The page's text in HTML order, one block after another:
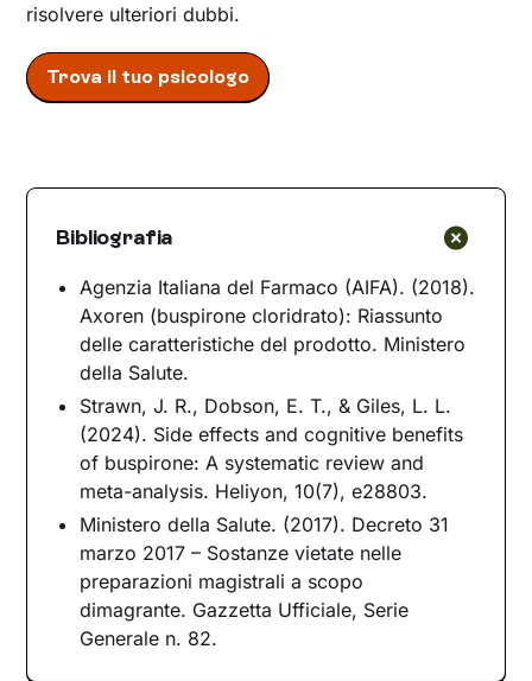
risolvere ulteriori dubbi.
Trova il tuo psicologo
Bibliografia
Agenzia Italiana del Farmaco (AIFA). (2018).
Axoren (buspirone cloridrato): Riassunto
delle caratteristiche del prodotto. Ministero
della Salute.
Strawn, J. R., Dobson, E. T., & Giles, L. L.
(2024). Side effects and cognitive benefits
of buspirone: A systematic review and
meta-analysis. Heliyon, 10(7), e28803.
Ministero della Salute. (2017). Decreto 31
marzo 2017 – Sostanze vietate nelle
preparazioni magistrali a scopo
dimagrante. Gazzetta Ufficiale, Serie
Generale n. 82.